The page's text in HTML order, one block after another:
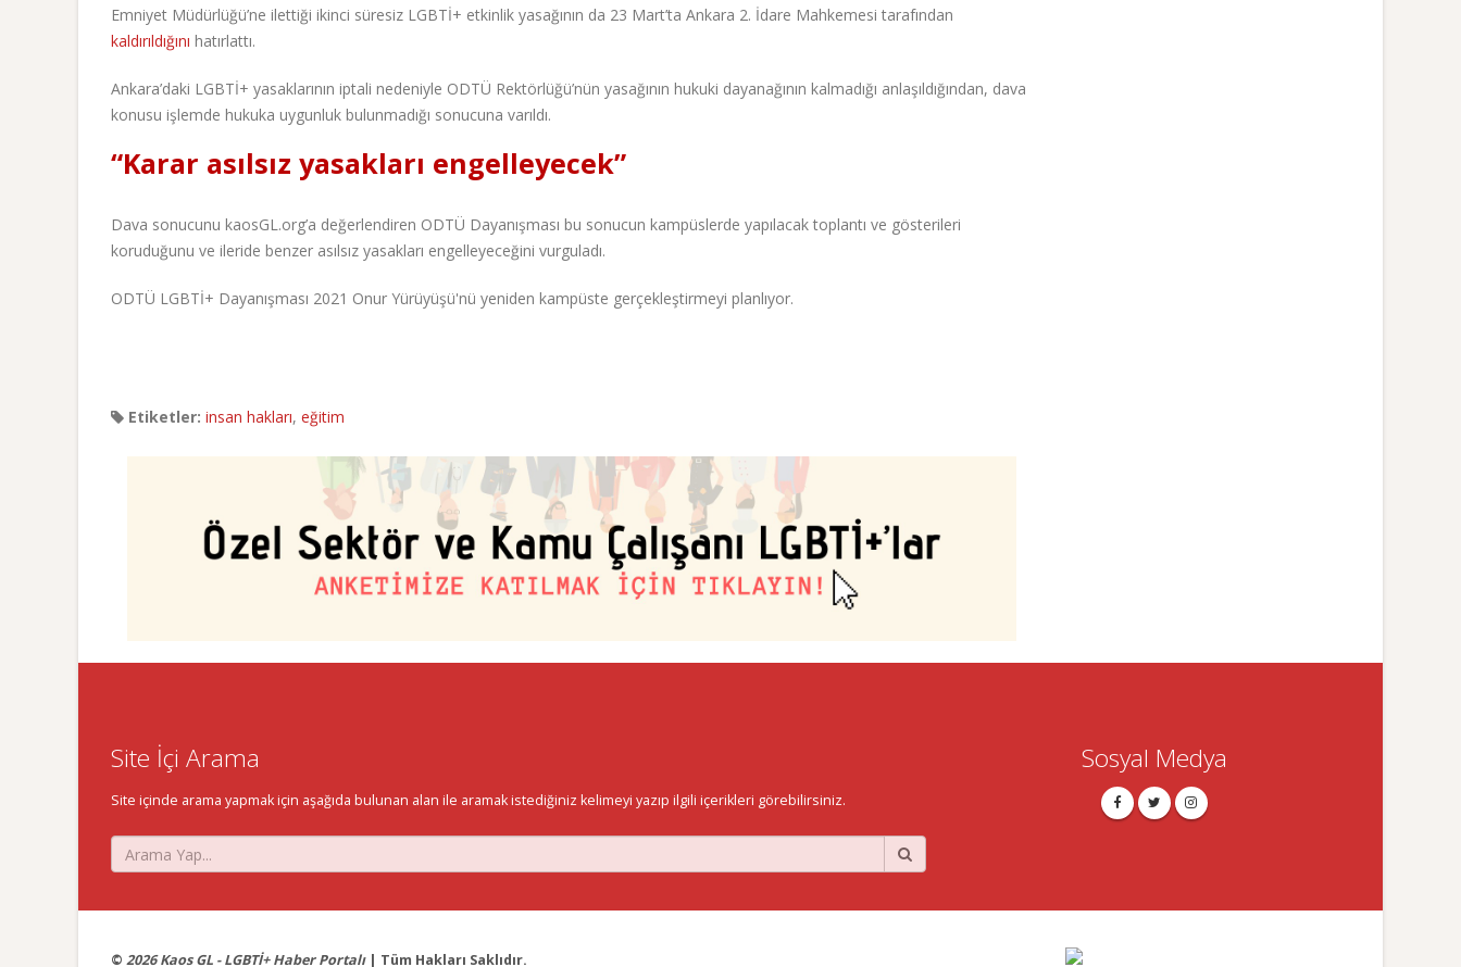
Emniyet Müdürlüğü’ne ilettiği ikinci süresiz LGBTİ+ etkinlik yasağının da 23 Mart’ta Ankara 2. İdare Mahkemesi tarafından
kaldırıldığını hatırlattı.
Ankara’daki LGBTİ+ yasaklarının iptali nedeniyle ODTÜ Rektörlüğü’nün yasağının hukuki dayanağının kalmadığı anlaşıldığından, dava
konusu işlemde hukuka uygunluk bulunmadığı sonucuna varıldı.
“Karar asılsız yasakları engelleyecek”
Dava sonucunu kaosGL.org’a değerlendiren ODTÜ Dayanışması bu sonucun kampüslerde yapılacak toplantı ve gösterileri
koruduğunu ve ileride benzer asılsız yasakları engelleyeceğini vurguladı.
ODTÜ LGBTİ+ Dayanışması 2021 Onur Yürüyüşü'nü yeniden kampüste gerçekleştirmeyi planlıyor.
Etiketler: insan hakları, eğitim
Site İçi Arama
Site içinde arama yapmak için aşağıda bulunan alan ile aramak istediğiniz kelimeyi yazıp ilgili içerikleri görebilirsiniz.
Sosyal Medya
© 2026 Kaos GL - LGBTİ+ Haber Portalı| Tüm Hakları Saklıdır.